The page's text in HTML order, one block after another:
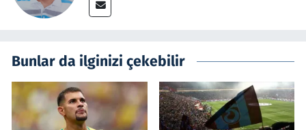
Bunlar da ilginizi çekebilir